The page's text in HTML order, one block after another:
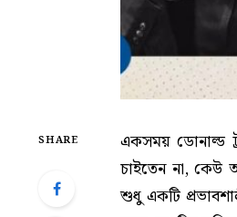
SHARE
একসময় ডোনাল্ড
চাইতেন না, কেউ
শুধু একটি